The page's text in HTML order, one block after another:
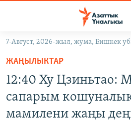
Навигацияга
өтүңүз
салыңызКЫРГЫЗСТАН
УКРАИНА
7-Август, 2026-жыл, жума, Бишкек
ЖАҢЫЛЫКТАР
12:40 Ху Цзиньтао:
сапарым
мамилени жаңы